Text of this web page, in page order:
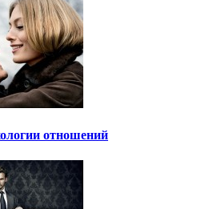
отношений